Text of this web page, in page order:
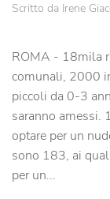
Scritto da Irene
ROMA - 18mila
comunali, 2000
piccoli da 0-3
saranno amessi.
optare per un
sono 183, ai
per un...